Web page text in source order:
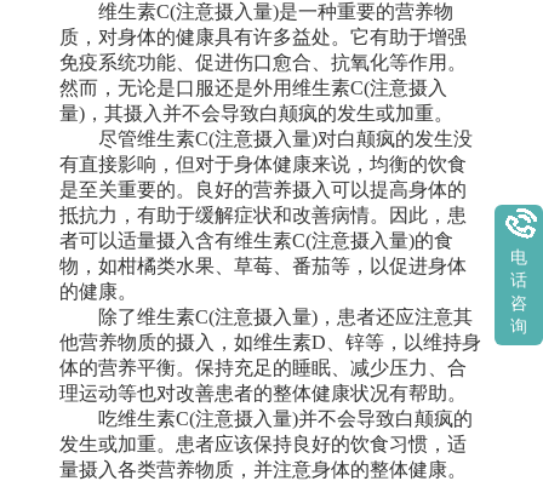
维生素C(注意摄入量)是一种重要的营养物
质，对身体的健康具有许多益处。它有助于增强
免疫系统功能、促进伤口愈合、抗氧化等作用。
然而，无论是口服还是外用维生素C(注意摄入
量)，其摄入并不会导致白颠疯的发生或加重。
尽管维生素C(注意摄入量)对白颠疯的发生没
有直接影响，但对于身体健康来说，均衡的饮食
是至关重要的。良好的营养摄入可以提高身体的
抵抗力，有助于缓解症状和改善病情。因此，患
者可以适量摄入含有维生素C(注意摄入量)的食
物，如柑橘类水果、草莓、番茄等，以促进身体
的健康。
除了维生素C(注意摄入量)，患者还应注意其
他营养物质的摄入，如维生素D、锌等，以维持身
体的营养平衡。保持充足的睡眠、减少压力、合
理运动等也对改善患者的整体健康状况有帮助。
吃维生素C(注意摄入量)并不会导致白颠疯的
发生或加重。患者应该保持良好的饮食习惯，适
量摄入各类营养物质，并注意身体的整体健康。
电
话
咨
询